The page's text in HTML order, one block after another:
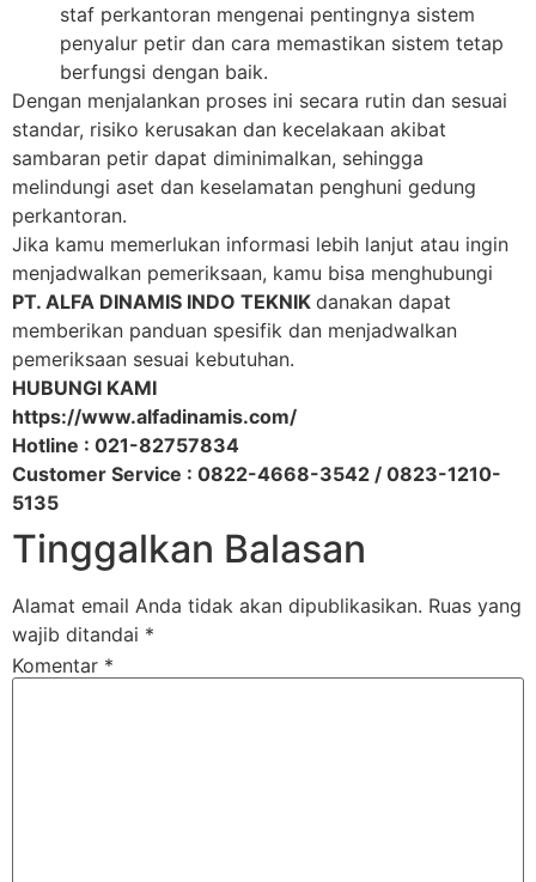
staf perkantoran mengenai pentingnya sistem
penyalur petir dan cara memastikan sistem tetap
berfungsi dengan baik.
Dengan menjalankan proses ini secara rutin dan sesuai
standar, risiko kerusakan dan kecelakaan akibat
sambaran petir dapat diminimalkan, sehingga
melindungi aset dan keselamatan penghuni gedung
perkantoran.
Jika kamu memerlukan informasi lebih lanjut atau ingin
menjadwalkan pemeriksaan, kamu bisa menghubungi
PT. ALFA DINAMIS INDO TEKNIK danakan dapat
memberikan panduan spesifik dan menjadwalkan
pemeriksaan sesuai kebutuhan.
HUBUNGI KAMI
https://www.alfadinamis.com/
Hotline : 021-82757834
Customer Service : 0822-4668-3542 / 0823-1210-
5135
Tinggalkan Balasan
Alamat email Anda tidak akan dipublikasikan. Ruas yang
wajib ditandai *
Komentar *